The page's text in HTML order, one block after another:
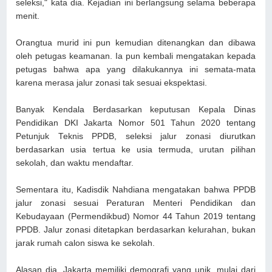
seleksi," kata dia. Kejadian ini berlangsung selama beberapa
menit.
Orangtua murid ini pun kemudian ditenangkan dan dibawa
oleh petugas keamanan. Ia pun kembali mengatakan kepada
petugas bahwa apa yang dilakukannya ini semata-mata
karena merasa jalur zonasi tak sesuai ekspektasi.
Banyak Kendala Berdasarkan keputusan Kepala Dinas
Pendidikan DKI Jakarta Nomor 501 Tahun 2020 tentang
Petunjuk Teknis PPDB, seleksi jalur zonasi diurutkan
berdasarkan usia tertua ke usia termuda, urutan pilihan
sekolah, dan waktu mendaftar.
Sementara itu, Kadisdik Nahdiana mengatakan bahwa PPDB
jalur zonasi sesuai Peraturan Menteri Pendidikan dan
Kebudayaan (Permendikbud) Nomor 44 Tahun 2019 tentang
PPDB. Jalur zonasi ditetapkan berdasarkan kelurahan, bukan
jarak rumah calon siswa ke sekolah.
Alasan dia, Jakarta memiliki demografi yang unik, mulai dari